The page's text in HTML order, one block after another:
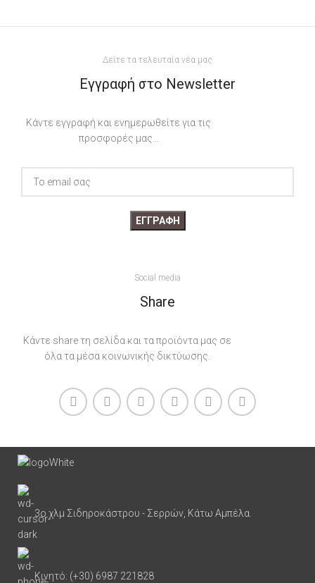
Δείτε τα τελευταία νέα μας
Εγγραφή στο Newsletter
Κάντε εγγραφή και ενημερωθείτε για τις
προσφορές μας...
Social media
Share
Κάντε share τη σελίδα και τα προϊόντα μας σε
όλα τα μέσα κοινωνικής δικτύωσης.
3ο χλμ Σιδηροκάστρου - Σερρών, Κάτω Αμπέλα.
Κινητό: (+30) 6987 221828